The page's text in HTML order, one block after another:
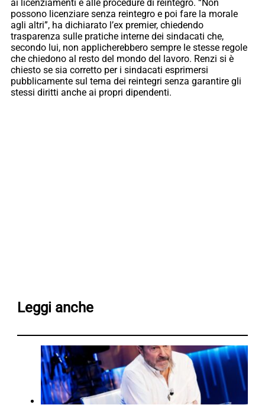
ai licenziamenti e alle procedure di reintegro. “Non
possono licenziare senza reintegro e poi fare la morale
agli altri”, ha dichiarato l’ex premier, chiedendo
trasparenza sulle pratiche interne dei sindacati che,
secondo lui, non applicherebbero sempre le stesse regole
che chiedono al resto del mondo del lavoro. Renzi si è
chiesto se sia corretto per i sindacati esprimersi
pubblicamente sul tema dei reintegri senza garantire gli
stessi diritti anche ai propri dipendenti.
Leggi anche